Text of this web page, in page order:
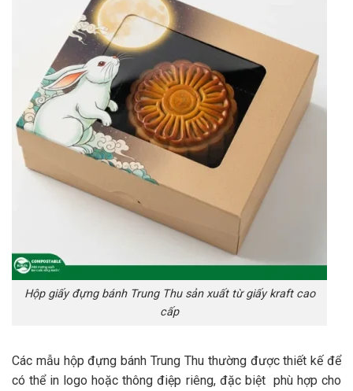
Hộp giấy đựng bánh Trung Thu sản xuất từ giấy kraft cao
cấp
Các mẫu hộp đựng bánh Trung Thu thường được thiết kế để
có thể in logo hoặc thông điệp riêng, đặc biệt phù hợp cho